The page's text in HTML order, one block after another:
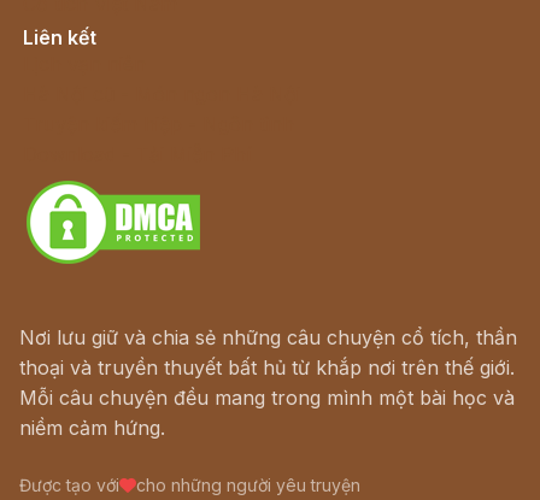
Liên kết
Nơi lưu giữ và chia sẻ những câu chuyện cổ tích, thần
thoại và truyền thuyết bất hủ từ khắp nơi trên thế giới.
Mỗi câu chuyện đều mang trong mình một bài học và
niềm cảm hứng.
Được tạo với cho những người yêu truyện